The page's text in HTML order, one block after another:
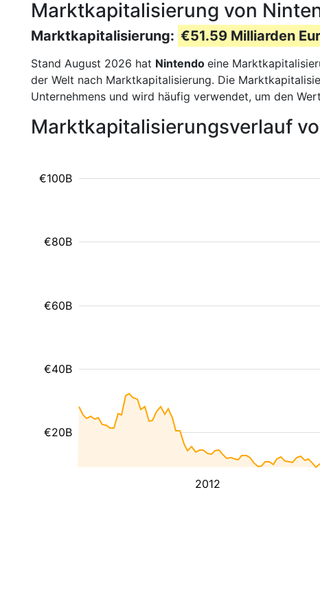
Marktkapitalisierung von
Marktkapitalisierung: €51.59 Milliarden
Stand August 2026 hat Nintendo eine
der Welt nach Marktkapitalisierung. Die
Unternehmens und wird häufig verwendet, um den
Marktkapitalisierungsverlauf
2012
€20B
€40B
€60B
€80B
€100B